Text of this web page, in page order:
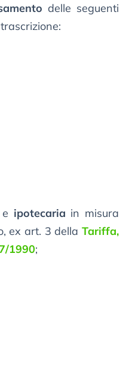
delle seguenti
e ipotecaria in misura
ex art. 3 della Tariffa,
1990;